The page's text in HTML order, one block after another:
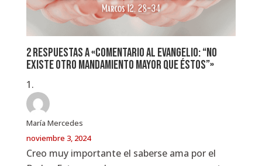
2 respuestas a «Comentario al Evangelio: “No
existe otro mandamiento mayor que éstos”»
María Mercedes
noviembre 3, 2024
Creo muy importante el saberse ama por el